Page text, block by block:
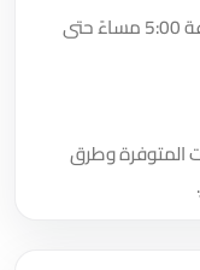
أوقات العمل: جميع أيام الأسبوع من الساعة 5:00 مساءً حتى
المتوفرة وطرق